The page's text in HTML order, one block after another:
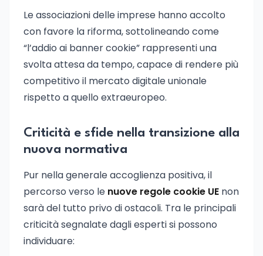
Le associazioni delle imprese hanno accolto
con favore la riforma, sottolineando come
“l’addio ai banner cookie” rappresenti una
svolta attesa da tempo, capace di rendere più
competitivo il mercato digitale unionale
rispetto a quello extraeuropeo.
Criticità e sfide nella transizione alla
nuova normativa
Pur nella generale accoglienza positiva, il
percorso verso le nuove regole cookie UE non
sarà del tutto privo di ostacoli. Tra le principali
criticità segnalate dagli esperti si possono
individuare: